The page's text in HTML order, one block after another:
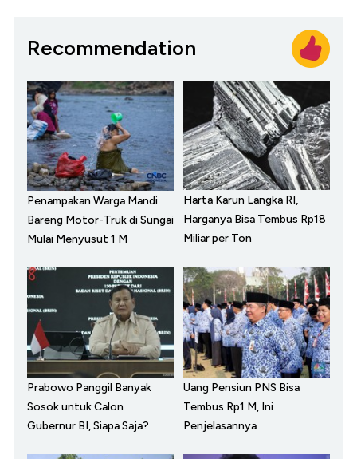
Recommendation
Penampakan Warga Mandi
Bareng Motor-Truk di Sungai
Mulai Menyusut 1 M
Harta Karun Langka RI,
Harganya Bisa Tembus Rp18
Miliar per Ton
Prabowo Panggil Banyak
Sosok untuk Calon
Gubernur BI, Siapa Saja?
Uang Pensiun PNS Bisa
Tembus Rp1 M, Ini
Penjelasannya